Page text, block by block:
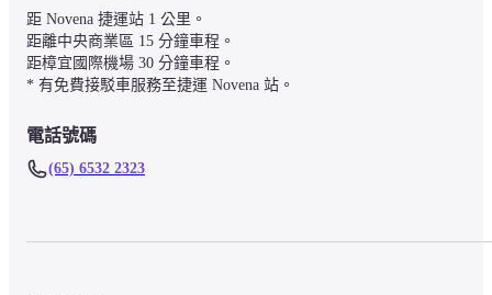
距 Novena 捷運站 1 公里。
距離中央商業區 15 分鐘車程。
距樟宜國際機場 30 分鐘車程。
* 有免費接駁車服務至捷運 Novena 站。
電話號碼
(65) 6532 2323